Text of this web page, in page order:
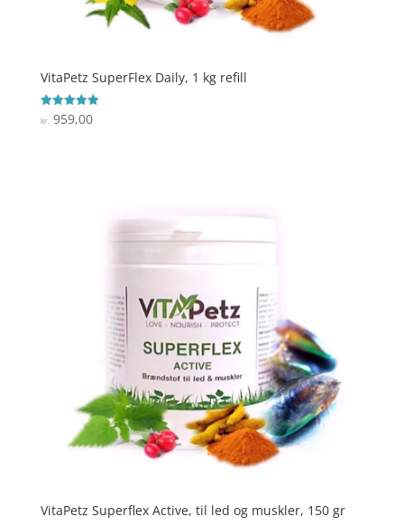
VitaPetz SuperFlex Daily, 1 kg refill
Vurderet
5
kr. 959,00
VitaPetz Superflex Active, til led og muskler, 150 gr